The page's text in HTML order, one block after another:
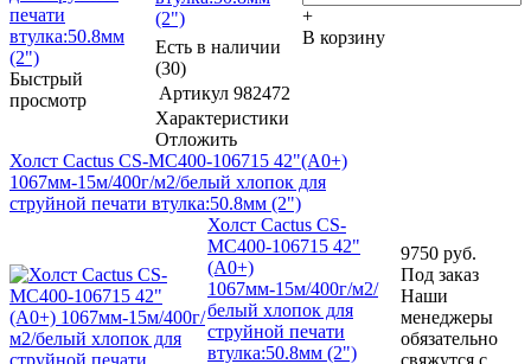
Быстрый
просмотр
(2")
Есть в наличии
(30)
Артикул 982472
Характеристики
Отложить
+
В корзину
Холст Cactus CS-MC400-106715 42"(A0+)
1067мм-15м/400г/м2/белый хлопок для
струйной печати втулка:50.8мм (2")
Холст Cactus CS-
MC400-106715 42"
(A0+)
1067мм-15м/400г/м2/
белый хлопок для
струйной печати
втулка:50.8мм (2")
9750 руб.
Под заказ
Наши
менеджеры
обязательно
свяжутся с